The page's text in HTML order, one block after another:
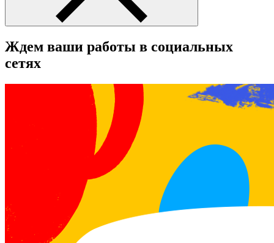
Ждем ваши работы в социальных
сетях